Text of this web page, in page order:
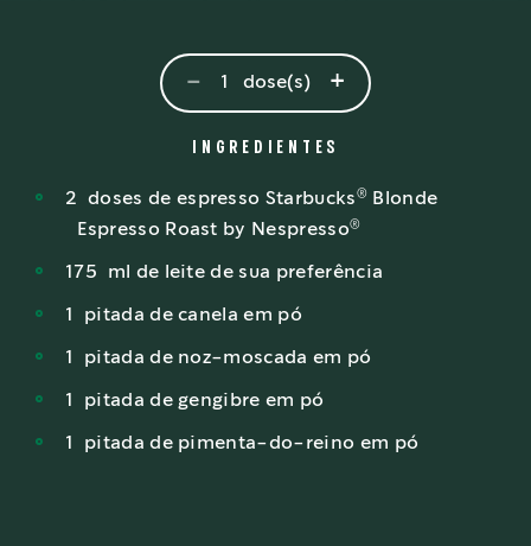
- 1 dose(s) +
INGREDIENTES
2 doses de espresso Starbucks ®Blonde
Espresso Roast by Nespresso®
175 ml de leite de sua preferência
1 pitadade canela em pó
1 pitada de noz-moscada em pó
1 pitada de gengibre em pó
1 pitada de pimenta-do-reino em pó